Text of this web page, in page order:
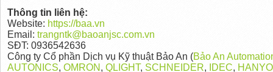
Thông tin liên hệ:
Website: https://baa.vn
Email: trangntk@baoanjsc.com.vn
SĐT: 0936542636
Công ty Cổ phần Dịch vụ Kỹ thuật Bảo An (Bảo An
AUTONICS, OMRON , QLIGHT, SCHNEIDER, IDEC,